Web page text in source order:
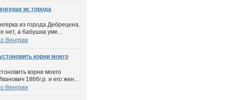
ис города
из города Дебрецена.
нет, а бабушка уме...
Венгрии
корни моего
корни моего
1866г.р. и его жен...
Венгрии